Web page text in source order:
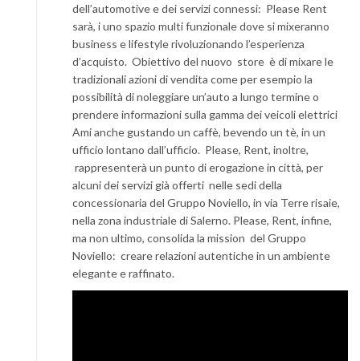
dell’automotive e dei servizi connessi: Please Rent
sarà, i uno spazio multi funzionale dove si mixeranno
business e lifestyle rivoluzionando l’esperienza
d’acquisto. Obiettivo del nuovo store è di mixare le
tradizionali azioni di vendita come per esempio la
possibilità di noleggiare un’auto a lungo termine o
prendere informazioni sulla gamma dei veicoli elettrici
Ami anche gustando un caffè, bevendo un tè, in un
ufficio lontano dall’ufficio. Please, Rent, inoltre,
rappresenterà un punto di erogazione in città, per
alcuni dei servizi già offerti nelle sedi della
concessionaria del Gruppo Noviello, in via Terre risaie,
nella zona industriale di Salerno. Please, Rent, infine,
ma non ultimo, consolida la mission del Gruppo
Noviello: creare relazioni autentiche in un ambiente
elegante e raffinato.